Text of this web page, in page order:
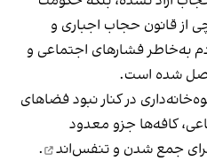
از قانون حجاب اجباری و
به‌خاطر فشارهای اجتماعی و
شده است.
در کنار نبود فضاهای
کافه‌ها جزو معدود
جمع شدن و تنفس‌اند
.